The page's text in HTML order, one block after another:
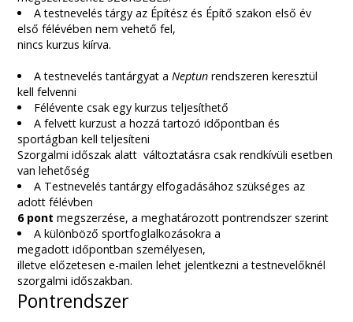
A testnevelés tárgy az Építész és Építő szakon első év
első félévében nem vehető fel,
nincs kurzus kiírva.
A testnevelés tantárgyat a Neptunrendszeren keresztül
kell felvenni
Félévente csak egy kurzus teljesíthető
A felvett kurzust a hozzá tartozó időpontban és
sportágban kell teljesíteni
Szorgalmi időszak alatt változtatásra csak rendkívüli esetben
van lehetőség
A Testnevelés tantárgy elfogadásához szükséges az
adott félévben
6 pontmegszerzése, a meghatározott pontrendszer szerint
A különböző sportfoglalkozásokra a
megadott időpontban személyesen,
illetve előzetesen e-mailen lehet jelentkezni a testnevelőknél
szorgalmi időszakban.
Pontrendszer